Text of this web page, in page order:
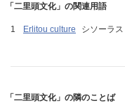
「二里頭文化」の関連用語
Erlitou culture シソーラス
「二里頭文化」の隣のことば